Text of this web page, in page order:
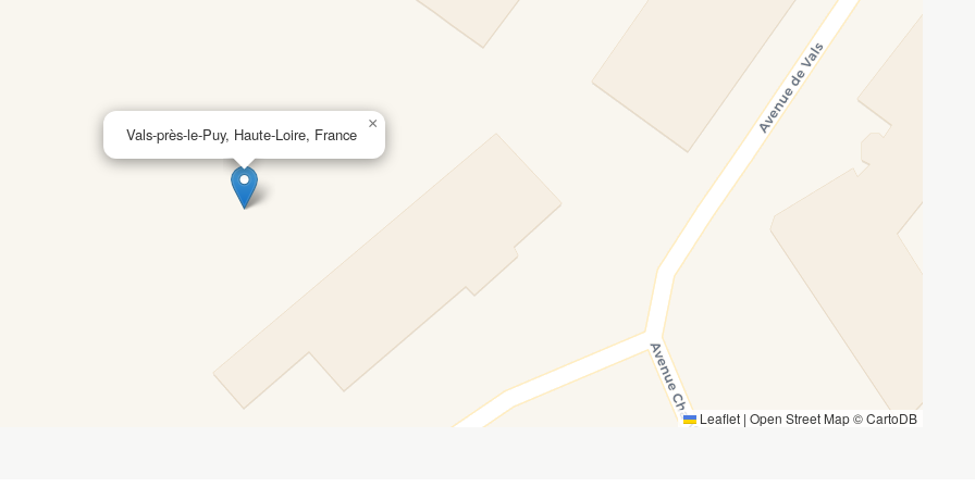
Vals-près-le-Puy, Haute-Loire, France
×
Leaflet | Open Street Map ©CartoDB